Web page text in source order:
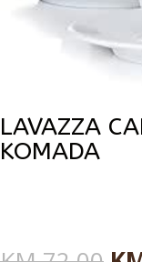
LAVAZZA
KOMADA